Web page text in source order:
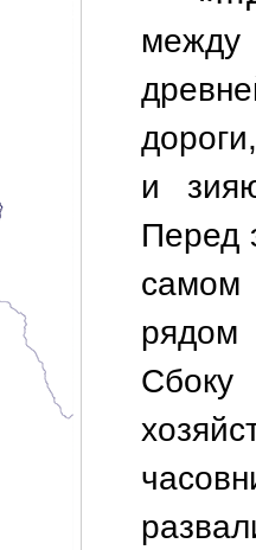
между
и
Перед
самом